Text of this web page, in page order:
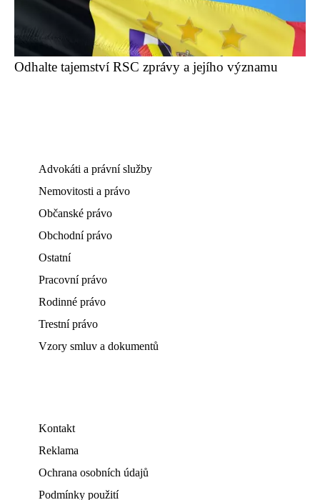
Odhalte tajemství RSC zprávy a jejího významu
Advokáti a právní služby
Nemovitosti a právo
Občanské právo
Obchodní právo
Ostatní
Pracovní právo
Rodinné právo
Trestní právo
Vzory smluv a dokumentů
Kontakt
Reklama
Ochrana osobních údajů
Podmínky použití